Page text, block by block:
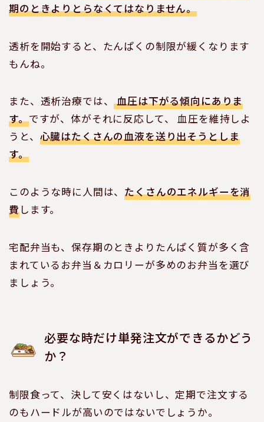
期のときよりとらなくてはなりません。
透析を開始すると、たんぱくの制限が緩くなります
もんね。
また、透析治療では、血圧は下がる傾向にありま
す。ですが、体がそれに反応して、 血圧を維持しよ
うと、 心臓はたくさんの血液を送り出そうとしま
す。
このような時に人間は、たくさんのエネルギーを消
費します。
宅配弁当も、保存期のときよりたんぱく質が多く含
まれているお弁当＆カロリーが多めのお弁当を選び
ましょう。
必要な時だけ単発注文ができるかどう
か？
制限食って、決して安くはないし、定期で注文する
のもハードルが高いのではないでしょうか。